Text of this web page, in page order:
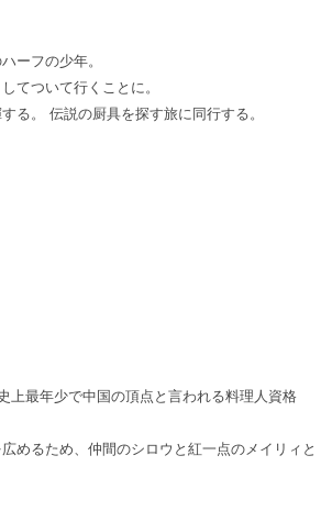
ーフの少年。
てついて行くことに。
る。 伝説の厨具を探す旅に同行する。
上最年少で中国の頂点と言われる料理人資格
めるため、仲間のシロウと紅一点のメイリィと